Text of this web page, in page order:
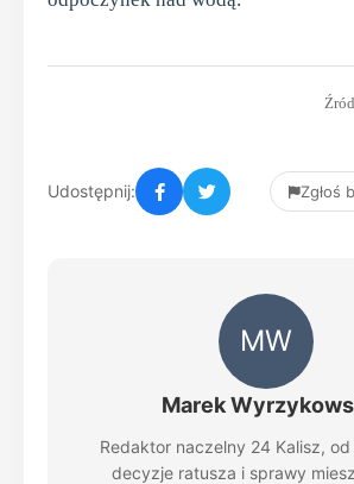
Udostępnij: Zgłoś
MW
Marek
Redaktor naczelny 24 Kalisz,
decyzje ratusza i sprawy